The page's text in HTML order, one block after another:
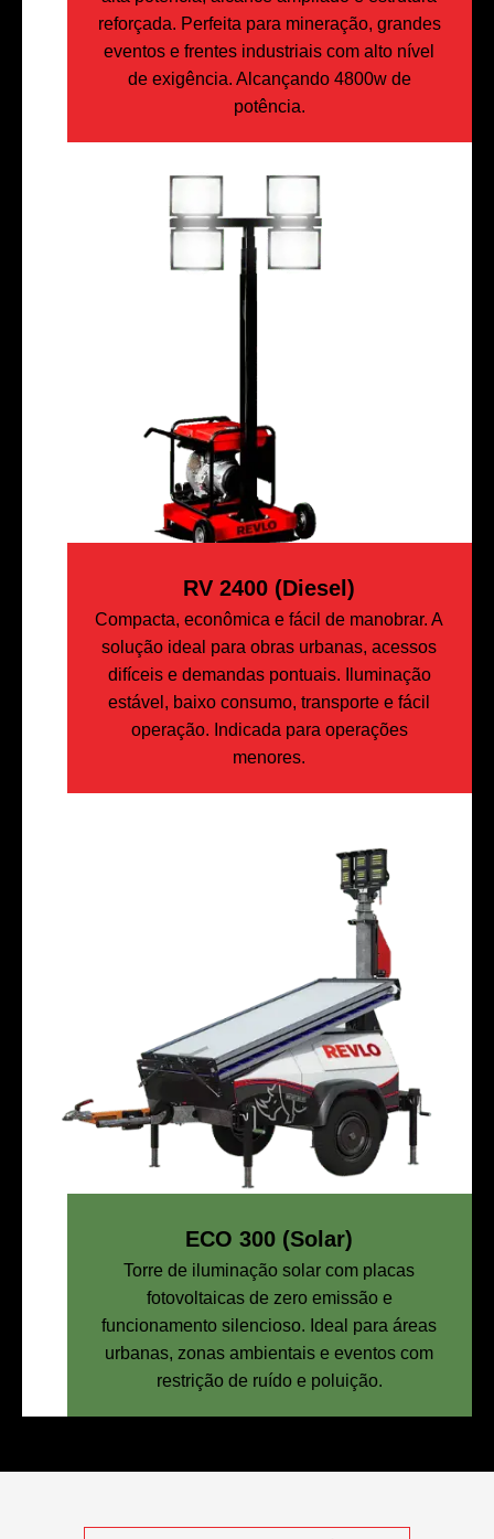
reforçada. Perfeita para mineração, grandes
eventos e frentes industriais com alto nível
de exigência. Alcançando 4800w de
potência.
RV 2400 (Diesel)
Compacta, econômica e fácil de manobrar. A
solução ideal para obras urbanas, acessos
difíceis e demandas pontuais. Iluminação
estável, baixo consumo, transporte e fácil
operação. Indicada para operações
menores.
ECO 300 (Solar)
Torre de iluminação solar com placas
fotovoltaicas de zero emissão e
funcionamento silencioso. Ideal para áreas
urbanas, zonas ambientais e eventos com
restrição de ruído e poluição.